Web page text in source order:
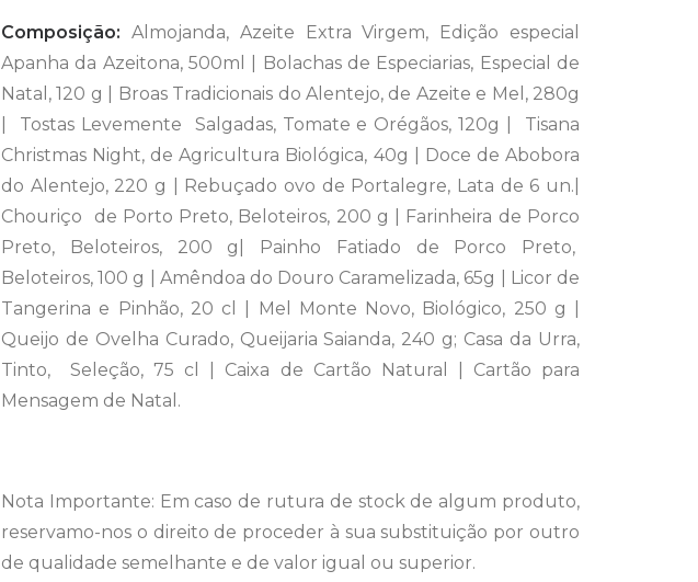
Belchior
Composição: Almojanda, Azeite Extra Virgem, Edição especial
Apanha da Azeitona, 500ml | Bolachas de Especiarias, Especial de
Natal, 120 g | Broas Tradicionais do Alentejo, de Azeite e Mel, 280g
| Tostas Levemente Salgadas, Tomate e Orégãos, 120g | Tisana
Christmas Night, de Agricultura Biológica, 40g | Doce de Abobora
do Alentejo, 220 g | Rebuçado ovo de Portalegre, Lata de 6 un.|
Chouriço de Porto Preto, Beloteiros, 200 g | Farinheira de Porco
Preto, Beloteiros, 200 g| Painho Fatiado de Porco Preto,
Beloteiros, 100 g | Amêndoa do Douro Caramelizada, 65g | Licor de
Tangerina e Pinhão, 20 cl | Mel Monte Novo, Biológico, 250 g |
Queijo de Ovelha Curado, Queijaria Saianda, 240 g; Casa da Urra,
Tinto, Seleção, 75 cl | Caixa de Cartão Natural | Cartão para
Mensagem de Natal.
Nota Importante: Em caso de rutura de stock de algum produto,
reservamo-nos o direito de proceder à sua substituição por outro
de qualidade semelhante e de valor igual ou superior.